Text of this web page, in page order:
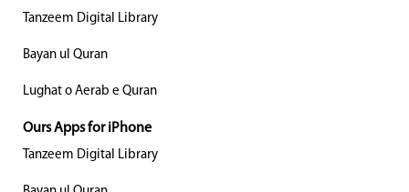
Tanzeem Digital Library
Bayan ul Quran
Lughat o Aerab e Quran
Ours Apps for iPhone
Tanzeem Digital Library